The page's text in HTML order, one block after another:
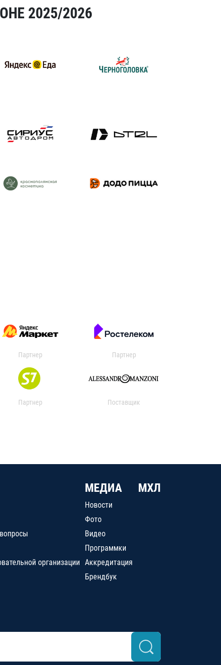
2025/2026
Партнер Партнер
Партнер Поставщик
организации
МЕДИА
Новости
Фото
Видео
Программки
Аккредитация
Брендбук
МХЛ